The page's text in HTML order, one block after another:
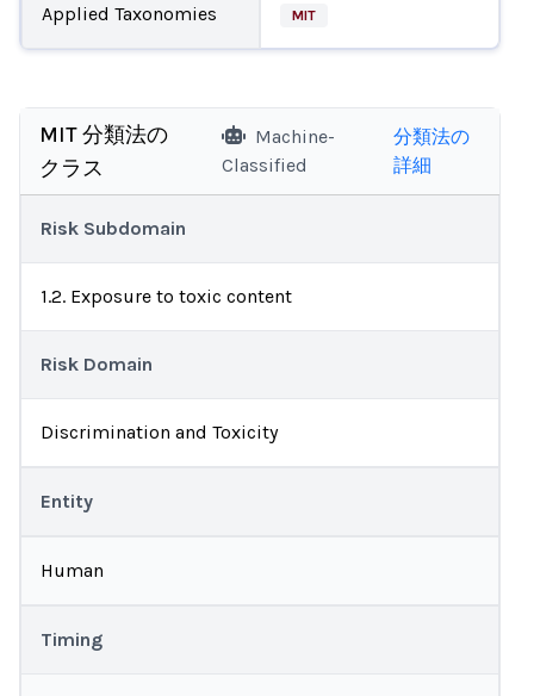
Applied Taxonomies MIT
MIT 分類法の
クラス
Machine-
Classified
分類法の
詳細
Risk Subdomain
1.2. Exposure to toxic content
Risk Domain
Discrimination and Toxicity
Entity
Human
Timing